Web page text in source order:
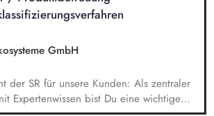
Bearbeitung der
Außendienstmitarbeiter Pflege der
Bearbeitung von
Erarbeitung von Lösungen für
GmbH
der SR für unsere Kunden: Als zentraler
Expertenwissen bist Du eine wichtige